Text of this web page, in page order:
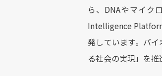
ら、DNAやマイク
Intelligence
発しています。バ
る社会の実現」を推